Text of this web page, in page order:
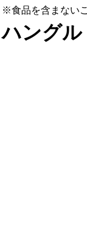
※食品を含まない
ハング